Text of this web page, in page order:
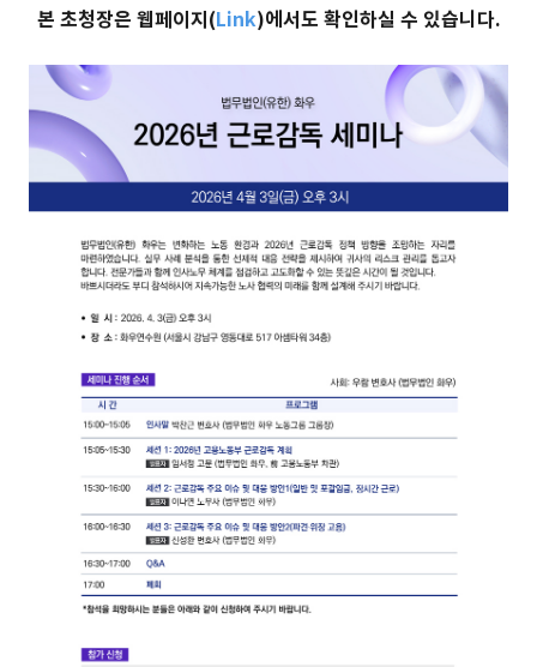
본 초청장은 웹페이지(Link)에서도 확인하실 수 있습니다.